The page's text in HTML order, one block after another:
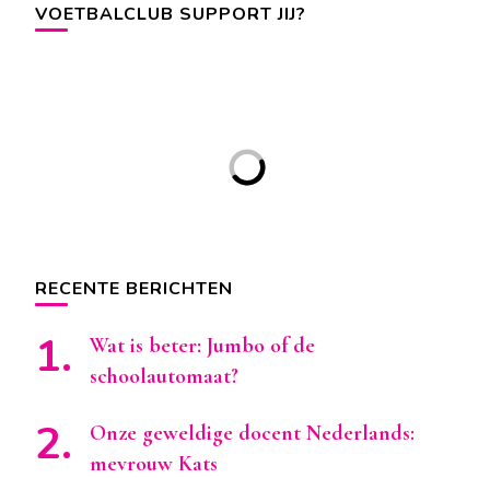
VOETBALCLUB SUPPORT JIJ?
RECENTE BERICHTEN
Wat is beter: Jumbo of de
schoolautomaat?
Onze geweldige docent Nederlands:
mevrouw Kats